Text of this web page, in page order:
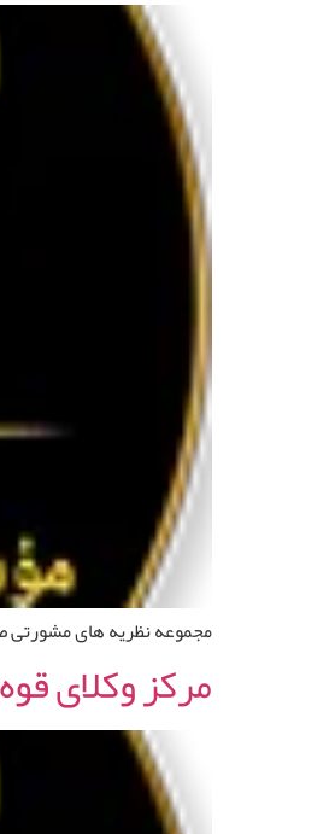
مجموعه نظریه های مشورتی
مرکز وکلای